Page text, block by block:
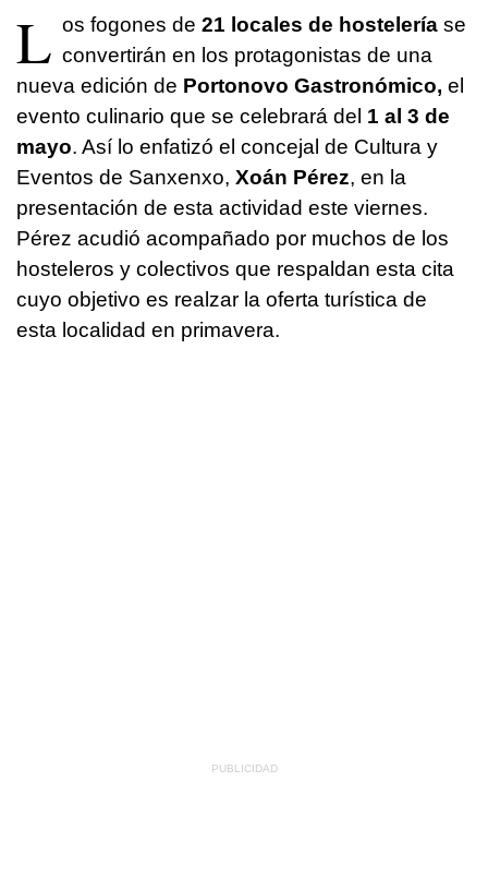
L os fogones de 21 locales de hostelería se
convertirán en los protagonistas de una
nueva edición de Portonovo Gastronómico, el
evento culinario que se celebrará del 1 al 3 de
mayo. Así lo enfatizó el concejal de Cultura y
Eventos de Sanxenxo, Xoán Pérez, en la
presentación de esta actividad este viernes.
Pérez acudió acompañado por muchos de los
hosteleros y colectivos que respaldan esta cita
cuyo objetivo es realzar la oferta turística de
esta localidad en primavera.